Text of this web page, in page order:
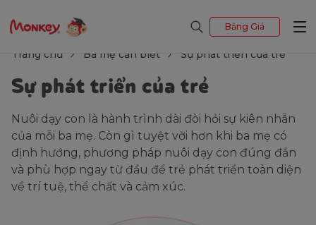
Bảng Giá
Trang chủ Ba mẹ cần biết Sự phát triển của trẻ
Sự phát triển của trẻ
Nuôi dạy con là hành trình dài đòi hỏi sự kiên nhẫn
của mỗi ba mẹ. Còn gì tuyệt vời hơn khi ba mẹ có
định hướng, phương pháp nuôi dạy con đúng đắn
và phù hợp ngay từ đầu để trẻ phát triển toàn diện
về trí tuệ, thể chất và cảm xúc.